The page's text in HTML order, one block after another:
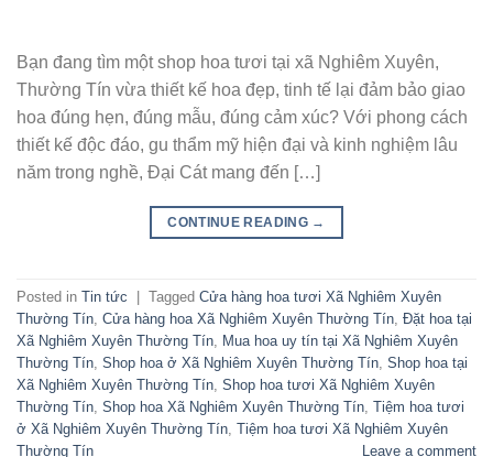
Bạn đang tìm một shop hoa tươi tại xã Nghiêm Xuyên,
Thường Tín vừa thiết kế hoa đẹp, tinh tế lại đảm bảo giao
hoa đúng hẹn, đúng mẫu, đúng cảm xúc? Với phong cách
thiết kế độc đáo, gu thẩm mỹ hiện đại và kinh nghiệm lâu
năm trong nghề, Đại Cát mang đến […]
CONTINUE READING →
Posted in Tin tức Tagged Cửa hàng hoa tươi Xã Nghiêm Xuyên
Thường Tín Cửa hàng hoa Xã Nghiêm Xuyên Thường Tín Đặt hoa tại
Xã Nghiêm Xuyên Thường Tín
Mua hoa uy tín tại Xã Nghiêm Xuyên
Thường Tín Shop hoa ở Xã Nghiêm Xuyên Thường Tín Shop hoa tại
Xã Nghiêm Xuyên Thường Tín Shop hoa tươi Xã Nghiêm Xuyên
Thường Tín Shop hoa Xã Nghiêm Xuyên Thường Tín Tiệm hoa tươi
ở Xã Nghiêm Xuyên Thường Tín Tiệm hoa tươi Xã Nghiêm Xuyên
Thường Tín
Leave a comment